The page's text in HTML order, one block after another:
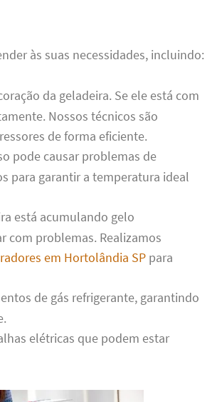
às suas necessidades, incluindo:
da geladeira. Se ele está com
Nossos técnicos são
de forma eficiente.
pode causar problemas de
para garantir a temperatura ideal
está acumulando gelo
com problemas. Realizamos
em Hortolândia SPpara
de gás refrigerante, garantindo
elétricas que podem estar